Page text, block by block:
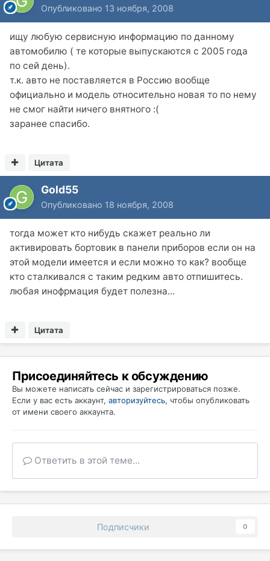
Опубликовано 13 ноября, 2008
ищу любую сервисную информацию по данному
автомобилю ( те которые выпускаются с 2005 года
по сей день).
т.к. авто не поставляется в Россию вообще
официально и модель относительно новая то по нему
не смог найти ничего внятного :(
заранее спасибо.
Цитата
Gold55
Опубликовано 18 ноября, 2008
тогда может кто нибудь скажет реально ли
активировать бортовик в панели приборов если он на
этой модели имеется и если можно то как? вообще
кто сталкивался с таким редким авто отпишитесь.
любая инофрмация будет полезна...
Цитата
Присоединяйтесь к обсуждению
Вы можете написать сейчас и зарегистрироваться позже.
Если у вас есть аккаунт, авторизуйтесь, чтобы опубликовать
от имени своего аккаунта.
Ответить в этой теме...
Подписчики 0